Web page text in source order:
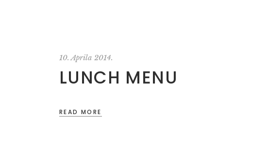
10. Aprila 2014.
LUNCH MENU
READ MORE